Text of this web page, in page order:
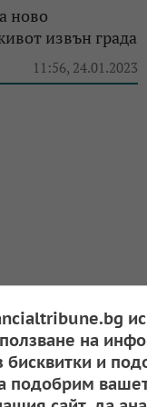
ново
извън града
11:56, 24.01.2023
на
бисквитки и
подобрим